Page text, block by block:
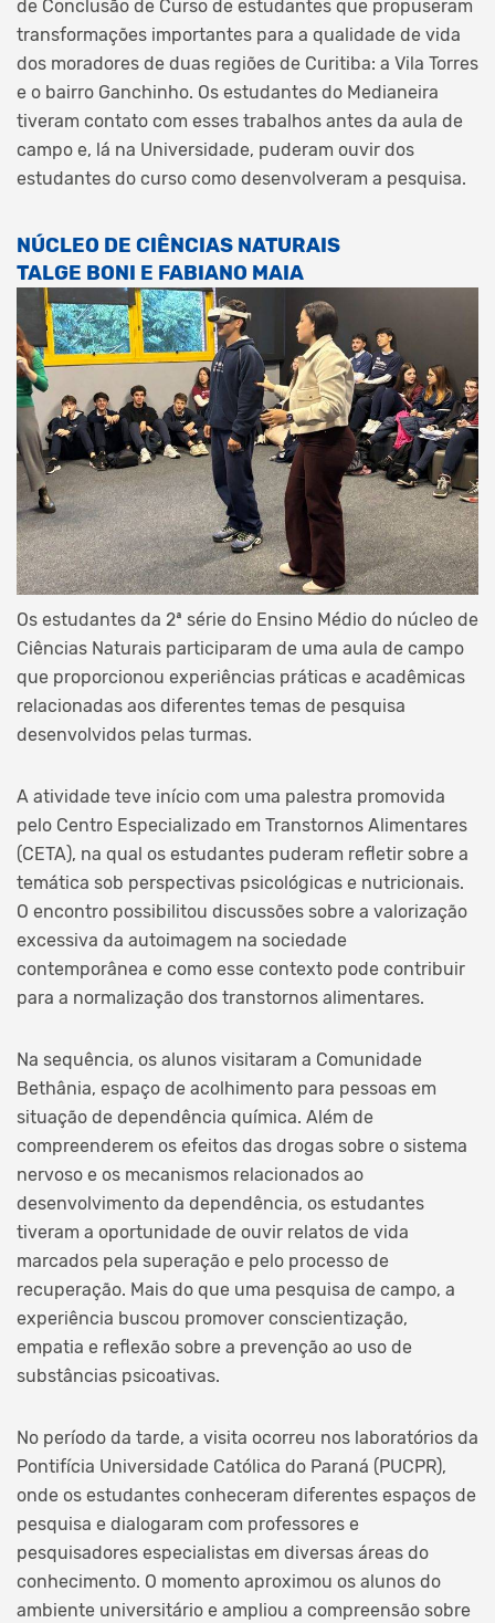
de Conclusão de Curso de estudantes que propuseram
transformações importantes para a qualidade de vida
dos moradores de duas regiões de Curitiba: a Vila Torres
e o bairro Ganchinho. Os estudantes do Medianeira
tiveram contato com esses trabalhos antes da aula de
campo e, lá na Universidade, puderam ouvir dos
estudantes do curso como desenvolveram a pesquisa.
NÚCLEO DE CIÊNCIAS NATURAIS
TALGE BONI E FABIANO MAIA
Os estudantes da 2ª série do Ensino Médio do núcleo de
Ciências Naturais participaram de uma aula de campo
que proporcionou experiências práticas e acadêmicas
relacionadas aos diferentes temas de pesquisa
desenvolvidos pelas turmas.
A atividade teve início com uma palestra promovida
pelo Centro Especializado em Transtornos Alimentares
(CETA), na qual os estudantes puderam refletir sobre a
temática sob perspectivas psicológicas e nutricionais.
O encontro possibilitou discussões sobre a valorização
excessiva da autoimagem na sociedade
contemporânea e como esse contexto pode contribuir
para a normalização dos transtornos alimentares.
Na sequência, os alunos visitaram a Comunidade
Bethânia, espaço de acolhimento para pessoas em
situação de dependência química. Além de
compreenderem os efeitos das drogas sobre o sistema
nervoso e os mecanismos relacionados ao
desenvolvimento da dependência, os estudantes
tiveram a oportunidade de ouvir relatos de vida
marcados pela superação e pelo processo de
recuperação. Mais do que uma pesquisa de campo, a
experiência buscou promover conscientização,
empatia e reflexão sobre a prevenção ao uso de
substâncias psicoativas.
No período da tarde, a visita ocorreu nos laboratórios da
Pontifícia Universidade Católica do Paraná (PUCPR),
onde os estudantes conheceram diferentes espaços de
pesquisa e dialogaram com professores e
pesquisadores especialistas em diversas áreas do
conhecimento. O momento aproximou os alunos do
ambiente universitário e ampliou a compreensão sobre